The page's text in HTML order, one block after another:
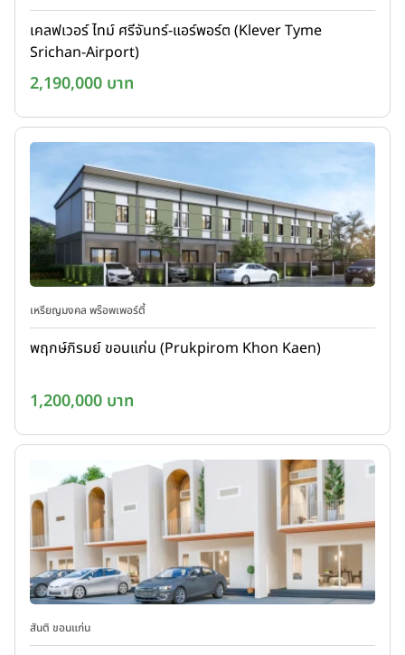
เคลฟเวอร์ ไทม์ ศรีจันทร์-แอร์พอร์ต (Klever Tyme
Srichan-Airport)
2,190,000 บาท
เหรียญมงคล พร๊อพเพอร์ตี้
พฤกษ์ภิรมย์ ขอนแก่น (Prukpirom Khon Kaen)
1,200,000 บาท
สันติ ขอนแก่น